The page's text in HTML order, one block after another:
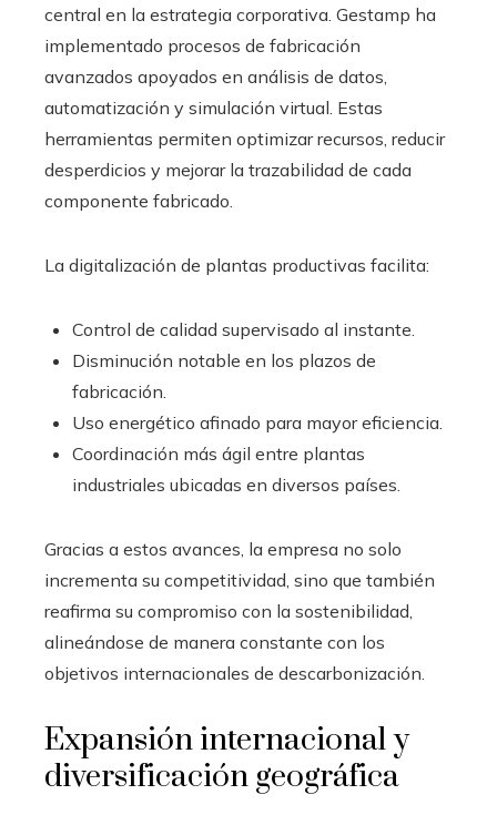
central en la estrategia corporativa. Gestamp ha
implementado procesos de fabricación
avanzados apoyados en análisis de datos,
automatización y simulación virtual. Estas
herramientas permiten optimizar recursos, reducir
desperdicios y mejorar la trazabilidad de cada
componente fabricado.
La digitalización de plantas productivas facilita:
Control de calidad supervisado al instante.
Disminución notable en los plazos de
fabricación.
Uso energético afinado para mayor eficiencia.
Coordinación más ágil entre plantas
industriales ubicadas en diversos países.
Gracias a estos avances, la empresa no solo
incrementa su competitividad, sino que también
reafirma su compromiso con la sostenibilidad,
alineándose de manera constante con los
objetivos internacionales de descarbonización.
Expansión internacional y
diversificación geográfica